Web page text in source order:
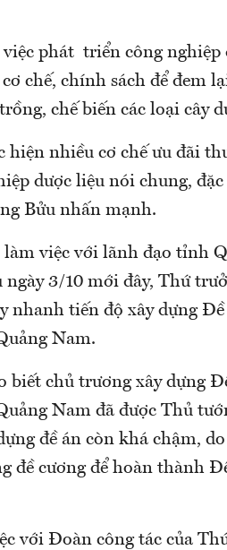
việc phát triển công
chế, chính sách để đem
chế biến các loại cây
hiện nhiều cơ chế ưu đãi
dược liệu nói chung,
Bửu nhấn mạnh.
làm việc với lãnh đạo tỉnh
3/10 mới đây, Thứ
nhanh tiến độ xây dựng
Nam.
biết chủ trương xây dựng
Nam đã được Thủ
đề án còn khá chậm,
đề cương để hoàn thành
với Đoàn công tác của